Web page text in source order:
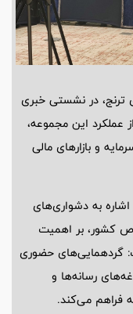
ترنج، در نشستی خبری
عملکرد این مجموعه،
و بازارهای مالی
به دشواری‌های
کشور، بر اهمیت
گردهمایی‌های حضوری
رسانه‌ها و
فراهم می‌کند.